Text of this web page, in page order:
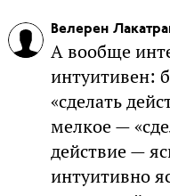
Велерен
А вообще
интуитивен:
«сделать
мелкое —
действие —
интуитивно